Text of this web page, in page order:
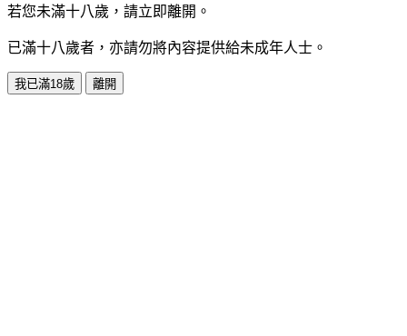
若您未滿十八歲，請立即離開。
已滿十八歲者，亦請勿將內容提供給未成年人士。
我已滿18歲 離開